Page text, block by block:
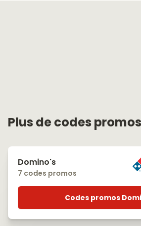
Plus de codes
Domino's
7 codes promos
Codes promos